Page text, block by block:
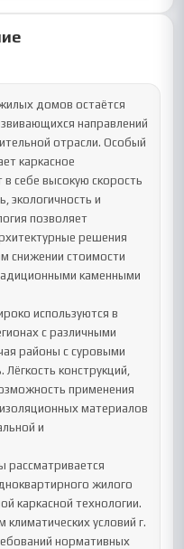
домов остаётся
направлений
отрасли. Особый
каркасное
себе высокую скорость
экологичность и
позволяет
решения
снижении стоимости
каменными
используются в
с различными
районы с суровыми
Лёгкость конструкций,
применения
материалов
и
рассматривается
жилого
каркасной технологии.
условий г.
нормативных